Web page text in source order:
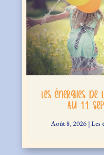
Les énergies
au 11
Août 8, 2026 |Les